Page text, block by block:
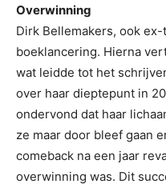
Overwinning
Dirk Bellemakers, ook
boeklancering. Hierna
wat leidde tot het
over haar dieptepunt in
ondervond dat haar
ze maar door bleef gaan
comeback na een jaar
overwinning was. Dit